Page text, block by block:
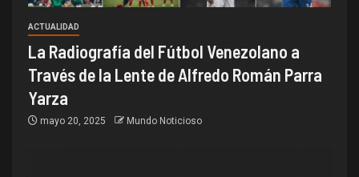
ACTUALIDAD
La Radiografía del Fútbol Venezolano a
Través de la Lente de Alfredo Román Parra
Yarza
mayo 20, 2025 Mundo Noticioso